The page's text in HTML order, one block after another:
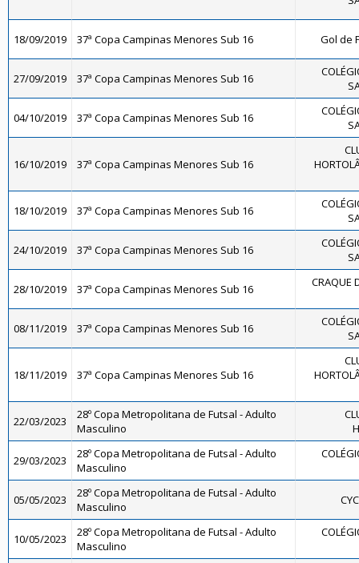
18/09/2019 37ª Copa Campinas Menores Sub 16 Gol de
27/09/2019 37ª Copa Campinas Menores Sub 16
04/10/2019 37ª Copa Campinas Menores Sub 16
16/10/2019 37ª Copa Campinas Menores Sub 16
18/10/2019 37ª Copa Campinas Menores Sub 16
24/10/2019 37ª Copa Campinas Menores Sub 16
28/10/2019 37ª Copa Campinas Menores Sub 16 CRAQUE
08/11/2019 37ª Copa Campinas Menores Sub 16
18/11/2019 37ª Copa Campinas Menores Sub 16
22/03/2023
28º Copa Metropolitana de Futsal - Adulto
Masculino
29/03/2023
28º Copa Metropolitana de Futsal - Adulto
Masculino
05/05/2023
28º Copa Metropolitana de Futsal - Adulto
Masculino
10/05/2023
28º Copa Metropolitana de Futsal - Adulto
Masculino